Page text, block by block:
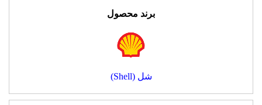
برند محصول
شل (Shell)